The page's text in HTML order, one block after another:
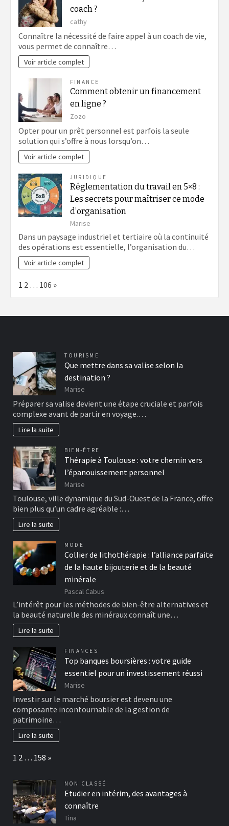
coach ?
cathy
Connaître la nécessité de faire appel à un coach de vie,
vous permet de connaître…
Voir article complet
FINANCE
Comment obtenir un financement
en ligne ?
Zozo
Opter pour un prêt personnel est parfois la seule
solution qui s’offre à nous lorsqu’on…
Voir article complet
JURIDIQUE
Réglementation du travail en 5×8 :
Les secrets pour maîtriser ce mode
d’organisation
Marise
Dans un paysage industriel et tertiaire où la continuité
des opérations est essentielle, l’organisation du…
Voir article complet
Page:
1 2 … 106 Next
»
TOURISME
Que mettre dans sa valise selon la
destination ?
Marise
Préparer sa valise devient une étape cruciale et parfois
complexe avant de partir en voyage.…
Lire la suite
BIEN-ÊTRE
Thérapie à Toulouse : votre chemin vers
l’épanouissement personnel
Marise
Toulouse, ville dynamique du Sud-Ouest de la France, offre
bien plus qu’un cadre agréable :…
Lire la suite
MODE
Collier de lithothérapie : l’alliance parfaite
de la haute bijouterie et de la beauté
minérale
Pascal Cabus
L’intérêt pour les méthodes de bien-être alternatives et
la beauté naturelle des minéraux connaît une…
Lire la suite
FINANCES
Top banques boursières : votre guide
essentiel pour un investissement réussi
Marise
Investir sur le marché boursier est devenu une
composante incontournable de la gestion de
patrimoine…
Lire la suite
Page:
1 2 … 158 Next
»
NON CLASSÉ
Etudier en intérim, des avantages à
connaître
Tina